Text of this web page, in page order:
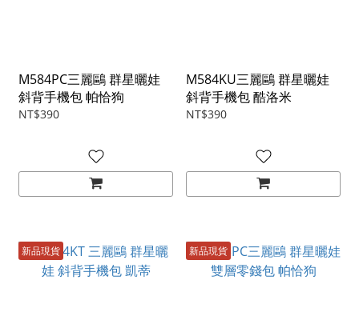
M584PC三麗鷗 群星曬娃
斜背手機包 帕恰狗
NT$390
M584KU三麗鷗 群星曬娃
斜背手機包 酷洛米
NT$390
新品現貨 新品現貨